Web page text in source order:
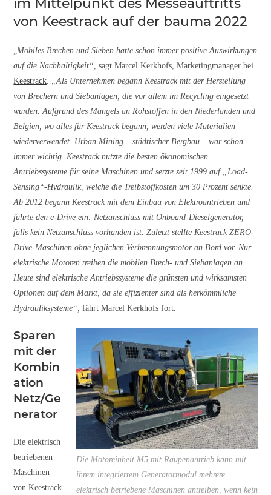
von Keestrack auf der bauma 2022
Mobiles Brechen und Sieben hatte schon immer positive Auswirkungen
auf die Nachhaltigkeit“ , sagt Marcel Kerkhofs, Marketingmanager bei
Keestrack
„Als Unternehmen begann Keestrack mit der Herstellung
von Brechern und Siebanlagen, die vor allem im Recycling eingesetzt
wurden. Aufgrund des Mangels an Rohstoffen in den Niederlanden und
Belgien, wo alles für Keestrack begann, werden viele Materialien
wiederverwendet. Urban Mining – städtischer Bergbau – war schon
immer wichtig. Keestrack nutzte die besten ökonomischen
Antriebssysteme für seine Maschinen und setzte seit 1999 auf „Load-
Sensing“-Hydraulik, welche die Treibstoffkosten um 30 Prozent senkte.
Ab 2012 begann Keestrack mit dem Einbau von Elektroantrieben und
führte den e-Drive ein: Netzanschluss mit Onboard-Dieselgenerator,
falls kein Netzanschluss vorhanden ist. Zuletzt stellte Keestrack ZERO-
Drive-Maschinen ohne jeglichen Verbrennungsmotor an Bord vor. Nur
elektrische Motoren treiben die mobilen Brech- und Siebanlagen an.
Heute sind elektrische Antriebssysteme die grünsten und wirksamsten
Optionen auf dem Markt, da sie effizienter sind als herkömmliche
Hydrauliksysteme“,fährt Marcel Kerkhofs fort.
Die Motoreinheit M5 mit Raupenantrieb kann mit
ihrem integriertem Generatormodul mehrere
elektrisch betriebene Maschinen antreiben, wenn kein
Sparen
mit der
Kombin
ation
Netz/Ge
nerator
Die elektrisch
betriebenen
Maschinen
von Keestrack